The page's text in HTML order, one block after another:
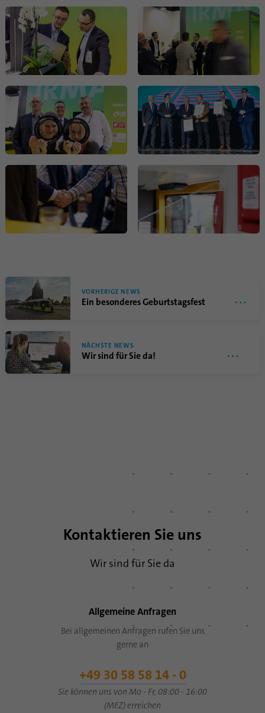
VORHERIGE NEWS
Ein besonderes Geburtstagsfest
NÄCHSTE NEWS
Wir sind für Sie da!
Kontaktieren Sie uns
Wir sind für Sie da
Allgemeine Anfragen
Bei allgemeinen Anfragen rufen Sie uns
gerne an
+49 30 58 58 14 - 0
Sie können uns von Mo - Fr, 08:00 - 16:00
(MEZ) erreichen
Zweck
Dieses Cookie ist eine Browserkennung.
Damit werden Geräte, die auf LinkedIn
zugreifen, eindeutig identifiziert, um so eine
missbräuchliche Verwendung der Plattform
zu erkennen.
Name lidc
Anbieter .linkedin.com
Laufzeit 24 Stunden
Zweck
Dieses Cookie sorgt für die die Auswahl des
Datenzentrums.
Name li_gc
Laufzeit
Zweck
gespeichert
Nutzers außerhalb der designierten Länder
bscookie
.www.linkedin.com
1 Jahr
Dieses Cookie merkt sich, dass ein
Authentifizierung verifiziert wurde und sich
zuvor eingeloggt hat